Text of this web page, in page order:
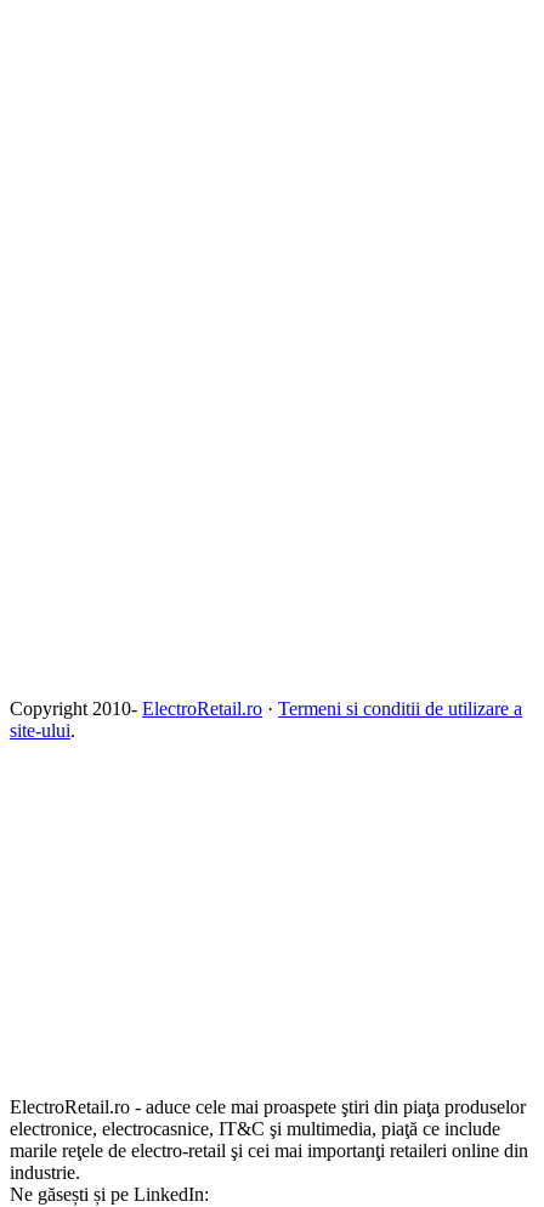
Copyright 2010- ElectroRetail.ro · Termeni si conditii de utilizare a
site-ului.
ElectroRetail.ro - aduce cele mai proaspete ştiri din piaţa produselor
electronice, electrocasnice, IT&C şi multimedia, piaţă ce include
marile reţele de electro-retail şi cei mai importanţi retaileri online din
industrie.
Ne găsești și pe LinkedIn: